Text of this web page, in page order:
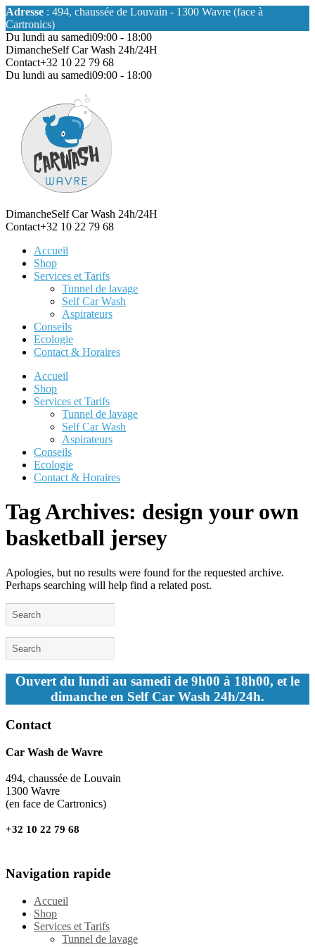
Adresse : 494, chaussée de Louvain - 1300 Wavre (face à
Cartronics)
Du lundi au samedi09:00 - 18:00
DimancheSelf Car Wash 24h/24H
Contact+32 10 22 79 68
Du lundi au samedi09:00 - 18:00
DimancheSelf Car Wash 24h/24H
Contact+32 10 22 79 68
Accueil
Shop
Services et Tarifs
Tunnel de lavage
Self Car Wash
Aspirateurs
Conseils
Ecologie
Contact & Horaires
Accueil
Shop
Services et Tarifs
Tunnel de lavage
Self Car Wash
Aspirateurs
Conseils
Ecologie
Contact & Horaires
Tag Archives: design your own
basketball jersey
Apologies, but no results were found for the requested archive.
Perhaps searching will help find a related post.
Ouvert du lundi au samedi de 9h00 à 18h00, et le
dimanche en Self Car Wash 24h/24h.
Contact
Car Wash de Wavre
494, chaussée de Louvain
1300 Wavre
(en face de Cartronics)
+32 10 22 79 68
Navigation rapide
Accueil
Shop
Services et Tarifs
Tunnel de lavage